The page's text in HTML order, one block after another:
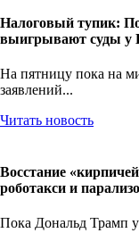
Налоговый тупик:
выигрывают суды у
На пятницу пока на
заявлений...
Читать новость
Восстание
роботакси и
Пока Дональд Трамп